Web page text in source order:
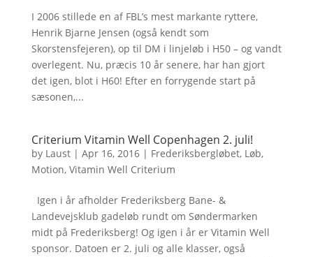
I 2006 stillede en af FBL’s mest markante ryttere,
Henrik Bjarne Jensen (også kendt som
Skorstensfejeren), op til DM i linjeløb i H50 – og vandt
overlegent. Nu, præcis 10 år senere, har han gjort
det igen, blot i H60! Efter en forrygende start på
sæsonen,...
Criterium Vitamin Well Copenhagen 2. juli!
by Laust| Apr 16, 2016| Frederiksbergløbet, Løb,
Motion, Vitamin Well Criterium
Igen i år afholder Frederiksberg Bane- &
Landevejsklub gadeløb rundt om Søndermarken
midt på Frederiksberg! Og igen i år er Vitamin Well
sponsor. Datoen er 2. juli og alle klasser, også